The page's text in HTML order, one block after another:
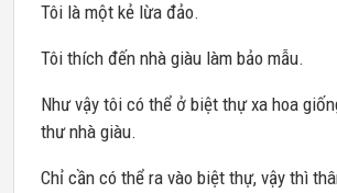
Tôi là một kẻ lừa đảo.
Tôi thích đến nhà giàu làm bảo mẫu.
Như vậy tôi có thể ở biệt thự xa hoa
thư nhà giàu.
Chỉ cần có thể ra vào biệt thự, vậy thì